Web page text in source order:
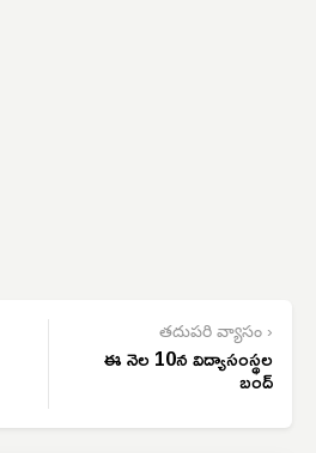
తదుపరి వ్యాసం ›
ఈ నెల 10న విద్యాసంస్థల
బంద్